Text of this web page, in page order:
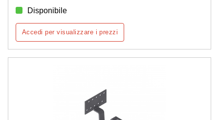
Disponibile
Accedi per visualizzare i prezzi